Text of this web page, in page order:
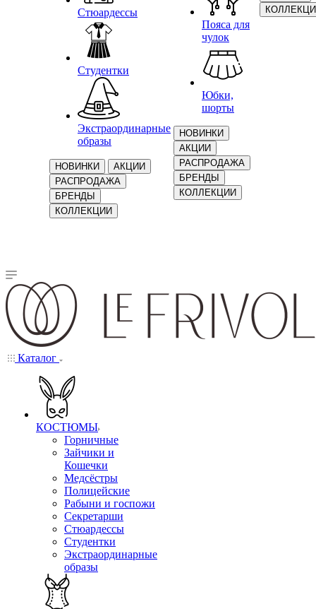
Стюардессы
Студентки
Экстраординарные
образы
НОВИНКИ
АКЦИИ
РАСПРОДАЖА
БРЕНДЫ
КОЛЛЕКЦИИ
Пояса для
чулок
Юбки,
шорты
НОВИНКИ
АКЦИИ
РАСПРОДАЖА
БРЕНДЫ
КОЛЛЕКЦИИ
Каталог
КОСТЮМЫ
Горничные
Зайчики и
Кошечки
Медсёстры
Полицейские
Рабыни и госпожи
Секретарши
Стюардессы
Студентки
Экстраординарные
образы